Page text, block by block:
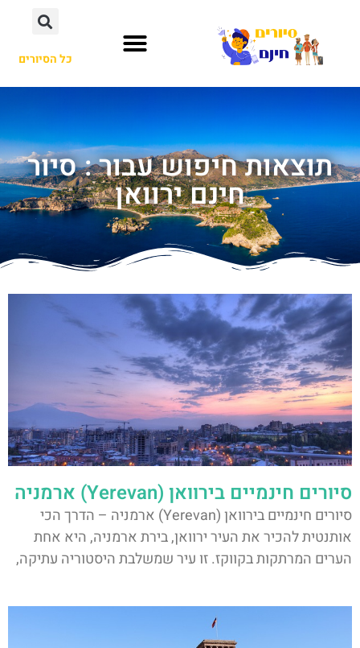
כל הסיורים
תוצאות חיפוש עבור : סיור
חינם ירוואן
סיורים חינמיים בירוואן (Yerevan) ארמניה
סיורים חינמיים בירוואן (Yerevan) ארמניה – הדרך הכי
אותנטית להכיר את העיר ירוואן, בירת ארמניה, היא אחת
הערים המרתקות בקווקז. זו עיר שמשלבת היסטוריה עתיקה,